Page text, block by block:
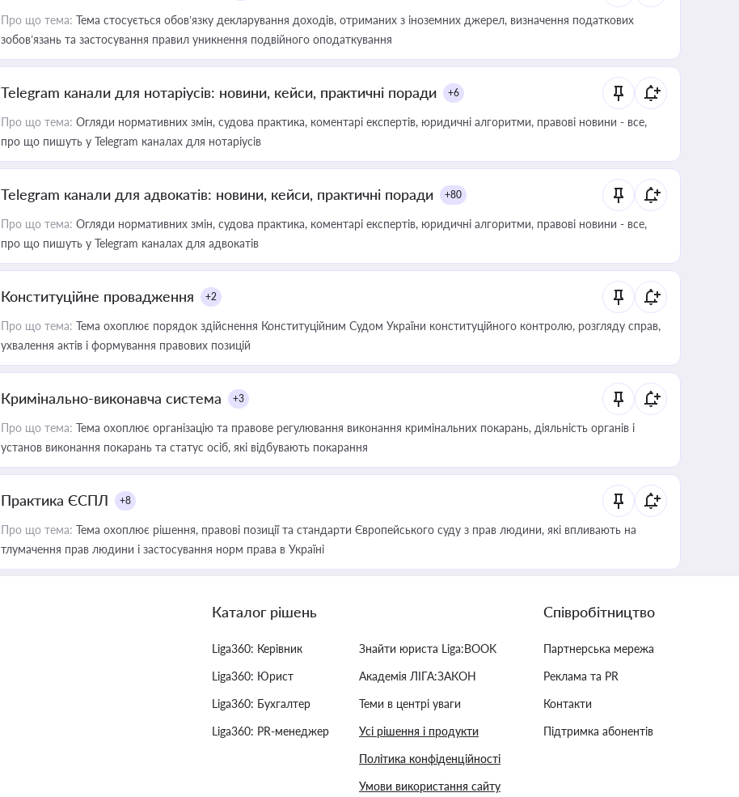
Про що тема: Тема стосується обов’язку декларування доходів, отриманих з іноземних джерел, визначення податкових
зобов’язань та застосування правил уникнення подвійного оподаткування
Telegram канали для нотаріусів: новини, кейси, практичні поради +6
Про що тема: Огляди нормативних змін, судова практика, коментарі експертів, юридичні алгоритми, правові новини - все,
про що пишуть у Telegram каналах для нотаріусів
Telegram канали для адвокатів: новини, кейси, практичні поради +80
Про що тема: Огляди нормативних змін, судова практика, коментарі експертів, юридичні алгоритми, правові новини - все,
про що пишуть у Telegram каналах для адвокатів
Конституційне провадження +2
Про що тема: Тема охоплює порядок здійснення Конституційним Судом України конституційного контролю, розгляду справ,
ухвалення актів і формування правових позицій
Кримінально-виконавча система +3
Про що тема: Тема охоплює організацію та правове регулювання виконання кримінальних покарань, діяльність органів і
установ виконання покарань та статус осіб, які відбувають покарання
Практика ЄСПЛ +8
Про що тема: Тема охоплює рішення, правові позиції та стандарти Європейського суду з прав людини, які впливають на
тлумачення прав людини і застосування норм права в Україні
Каталог рішень
Liga360: Керівник
Liga360: Юрист
Liga360: Бухгалтер
Liga360: PR-менеджер
Знайти юриста Liga:BOOK
Академія ЛІГА:ЗАКОН
Теми в центрі уваги
Усі рішення і продукти
Політика конфіденційності
Умови використання сайту
Співробітництво
Партнерська мережа
Реклама та PR
Контакти
Підтримка абонентів